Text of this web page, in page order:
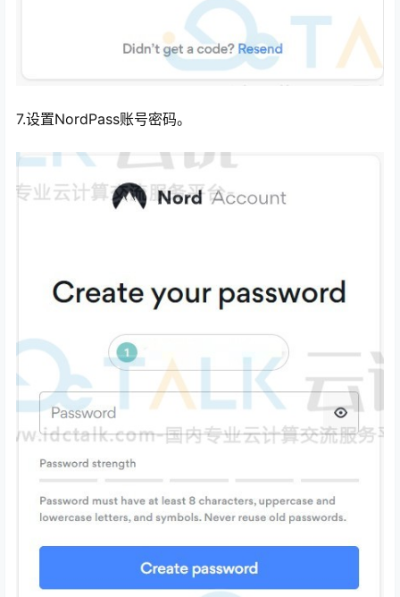
7.设置NordPass账号密码。